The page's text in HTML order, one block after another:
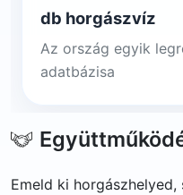
db horgászvíz
Az ország egyik
adatbázisa
Emeld ki